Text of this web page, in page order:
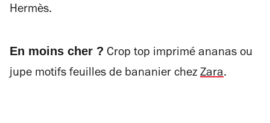
Hermès.
En moins cher ? Crop top imprimé ananas ou
jupe motifs feuilles de bananier chez Zara.